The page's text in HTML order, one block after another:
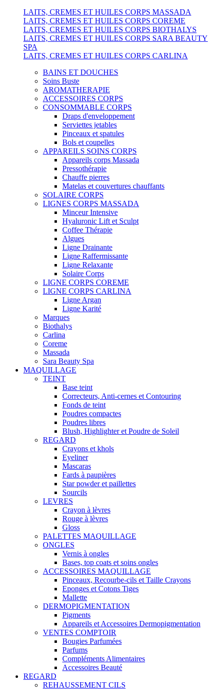
LAITS, CREMES ET HUILES CORPS MASSADA
LAITS, CREMES ET HUILES CORPS COREME
LAITS, CREMES ET HUILES CORPS BIOTHALYS
LAITS, CREMES ET HUILES CORPS SARA BEAUTY
SPA
LAITS, CREMES ET HUILES CORPS CARLINA
BAINS ET DOUCHES
Soins Buste
AROMATHERAPIE
ACCESSOIRES CORPS
CONSOMMABLE CORPS
Draps d'enveloppement
Serviettes jetables
Pinceaux et spatules
Bols et coupelles
APPAREILS SOINS CORPS
Appareils corps Massada
Pressothérapie
Chauffe pierres
Matelas et couvertures chauffants
SOLAIRE CORPS
LIGNES CORPS MASSADA
Minceur Intensive
Hyaluronic Lift et Sculpt
Coffee Thérapie
Algues
Ligne Drainante
Ligne Raffermissante
Ligne Relaxante
Solaire Corps
LIGNE CORPS COREME
LIGNE CORPS CARLINA
Ligne Argan
Ligne Karité
Marques
Biothalys
Carlina
Coreme
Massada
Sara Beauty Spa
MAQUILLAGE
TEINT
Base teint
Correcteurs, Anti-cernes et Contouring
Fonds de teint
Poudres compactes
Poudres libres
Blush, Highlighter et Poudre de Soleil
REGARD
Crayons et khols
Eyeliner
Mascaras
Fards à paupières
Star powder et paillettes
Sourcils
LEVRES
Crayon à lèvres
Rouge à lèvres
Gloss
PALETTES MAQUILLAGE
ONGLES
Vernis à ongles
Bases, top coats et soins ongles
ACCESSOIRES MAQUILLAGE
Pinceaux, Recourbe-cils et Taille Crayons
Eponges et Cotons Tiges
Mallette
DERMOPIGMENTATION
Pigments
Appareils et Accessoires Dermopigmentation
VENTES COMPTOIR
Bougies Parfumées
Parfums
Compléments Alimentaires
Accessoires Beauté
REGARD
REHAUSSEMENT CILS